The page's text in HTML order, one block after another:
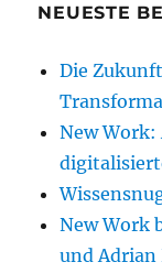
NEUESTE
Die
New
New Work
und Adrian